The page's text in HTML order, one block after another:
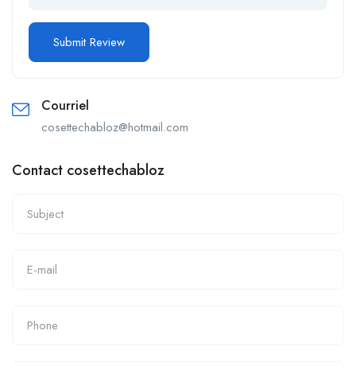
Courriel
cosettechabloz@hotmail.com
Contact cosettechabloz